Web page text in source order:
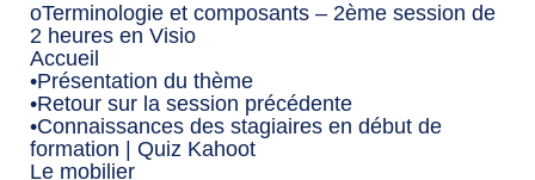
oTerminologie et composants – 2ème session de
2 heures en Visio
Accueil
•Présentation du thème
•Retour sur la session précédente
•Connaissances des stagiaires en début de
formation | Quiz Kahoot
Le mobilier